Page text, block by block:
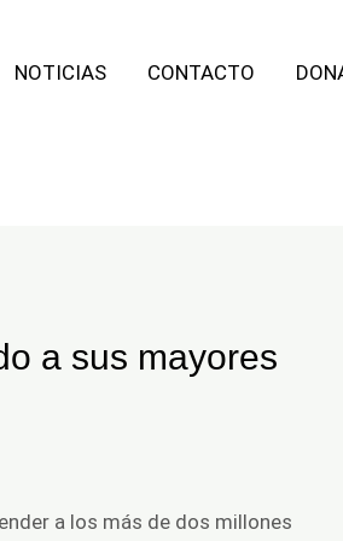
NOTICIAS CONTACTO
a sus mayores
a los más de dos millones